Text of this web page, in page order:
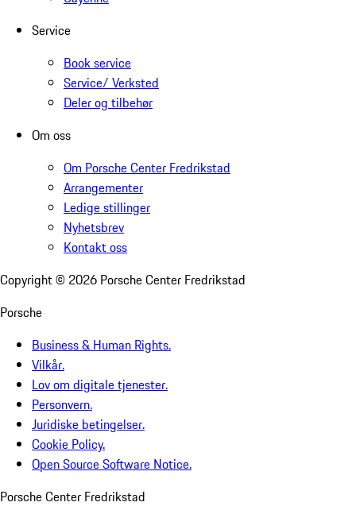
Service
Book service
Service/ Verksted
Deler og tilbehør
Om oss
Om Porsche Center Fredrikstad
Arrangementer
Ledige stillinger
Nyhetsbrev
Kontakt oss
Copyright © 2026 Porsche Center Fredrikstad
Porsche
Business & Human Rights.
Vilkår.
Lov om digitale tjenester.
Personvern.
Juridiske betingelser.
Cookie Policy.
Open Source Software Notice.
Porsche Center Fredrikstad